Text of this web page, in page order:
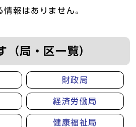
報はありません。
（局・区一覧）
財政局
経済労働局
健康福祉局